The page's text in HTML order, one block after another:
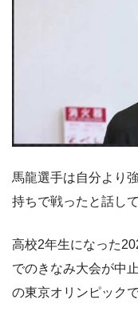
馬龍選手は自分より
持ちで戦ったと話して
高校2年生になった
でのきなみ大会が中
の東京オリンピック